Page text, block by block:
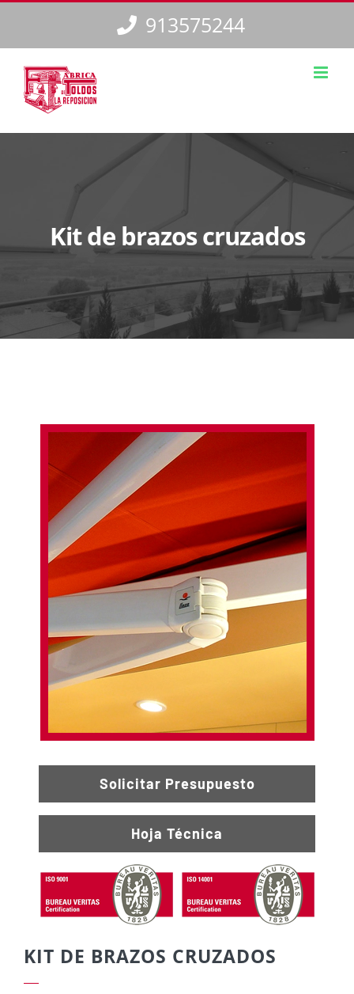
913575244
Kit de brazos cruzados
Solicitar Presupuesto
Hoja Técnica
KIT DE BRAZOS CRUZADOS